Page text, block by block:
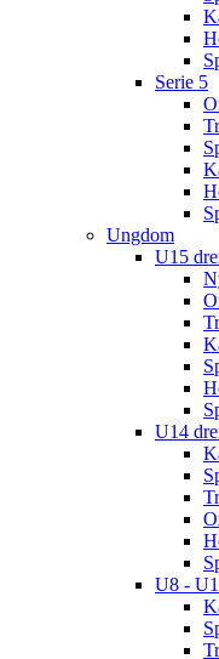
Serie 5
Ungdom
U15
U14
U8 -